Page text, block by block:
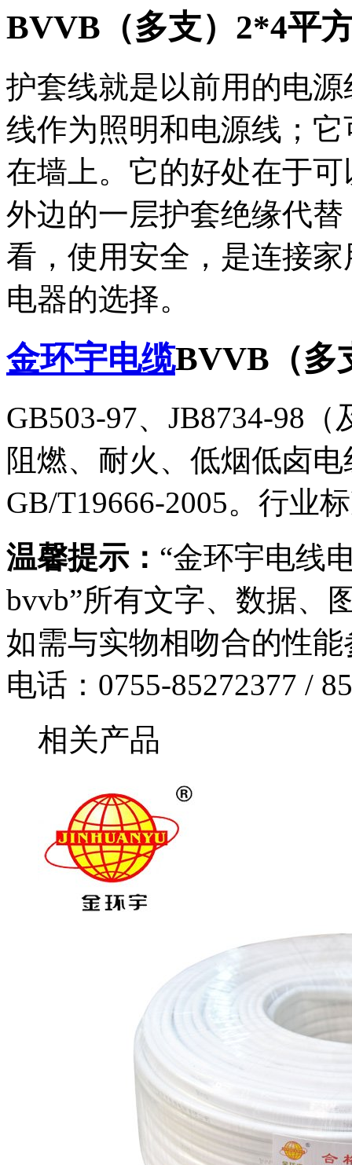
BVVB（多支）2*4平
护套线就是以前用的电
线作为照明和电源线；
在墙上。它的好处在于
外边的一层护套绝缘代
看，使用安全，是连接
电器的选择。
金环宇电缆BVVB（多
GB503-97、JB8734-98
阻燃、耐火、低烟低卤
GB/T19666-2005。行业
温馨提示： “金环宇电线
bvvb”所有文字、数据、
如需与实物相吻合的性
电话：0755-85272377 /
相关产品